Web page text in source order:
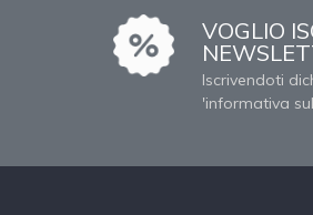
VOGLIO
Iscrivendoti
'informativa